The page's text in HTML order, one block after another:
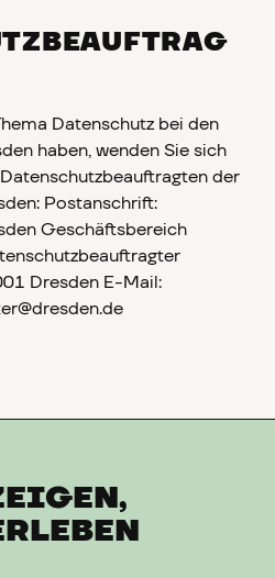
Datenschutz bei den
haben, wenden Sie sich
der
Postanschrift:
Geschäftsbereich
Dresden E-Mail: